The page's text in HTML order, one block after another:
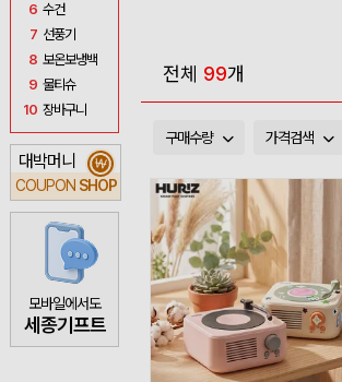
6 수건
7 선풍기
8 보온보냉백
9 물티슈
10 장바구니
대박머니
COUPON SHOP
₩
모바일에서도
세종기프트
전체 99개
구매수량 가격검색